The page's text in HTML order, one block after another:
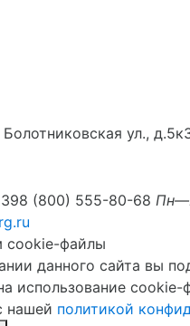
ул.,
8 (800) 555-80-68
cookie-файлы
данного сайта вы
использование cookie-
нашей политикой